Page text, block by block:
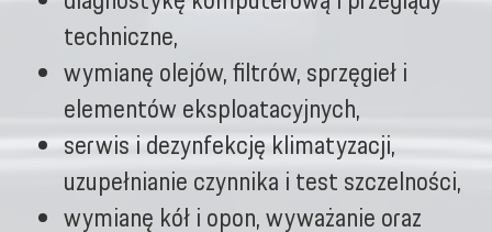
techniczne,
wymianę olejów, filtrów, sprzęgieł i
elementów eksploatacyjnych,
serwis i dezynfekcję klimatyzacji,
uzupełnianie czynnika i test szczelności,
wymianę kół i opon, wyważanie oraz